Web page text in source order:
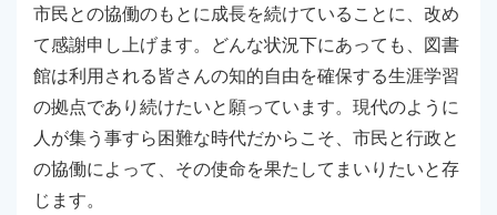
市民との協働のもとに成長を続けていることに、改め
て感謝申し上げます。どんな状況下にあっても、図書
館は利用される皆さんの知的自由を確保する生涯学習
の拠点であり続けたいと願っています。現代のように
人が集う事すら困難な時代だからこそ、市民と行政と
の協働によって、その使命を果たしてまいりたいと存
じます。